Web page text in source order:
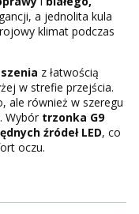
a jednolita kula
klimat podczas
z łatwością
w strefie przejścia.
ale również w szeregu
Wybór trzonka G9
źródeł LED, co
oczu.